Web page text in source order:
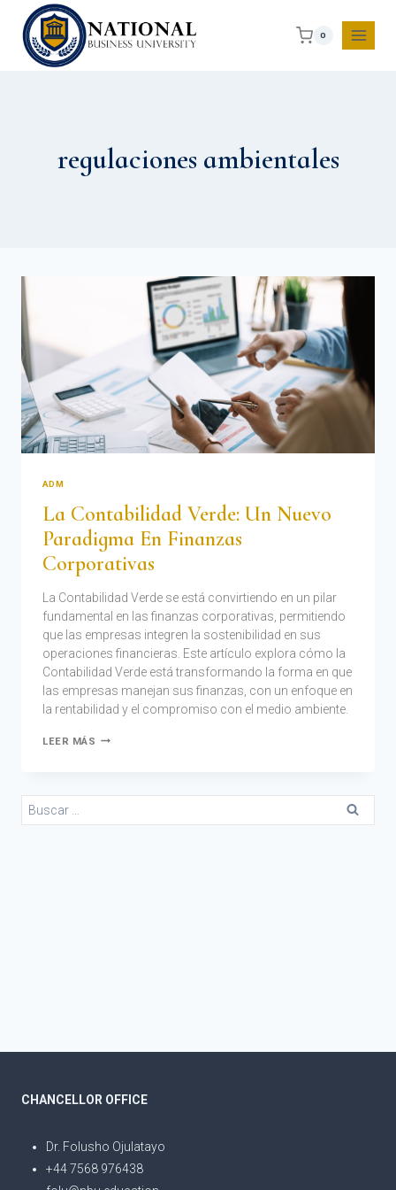
0
regulaciones ambientales
ADM
La Contabilidad Verde: Un Nuevo
Paradigma En Finanzas
Corporativas
La Contabilidad Verde se está convirtiendo en un pilar
fundamental en las finanzas corporativas, permitiendo
que las empresas integren la sostenibilidad en sus
operaciones financieras. Este artículo explora cómo la
Contabilidad Verde está transformando la forma en que
las empresas manejan sus finanzas, con un enfoque en
la rentabilidad y el compromiso con el medio ambiente.
LEER MÁS
CHANCELLOR OFFICE
Dr. Folusho Ojulatayo
+44 7568 976438